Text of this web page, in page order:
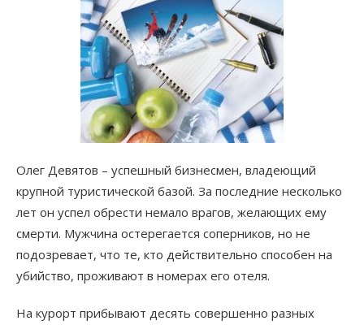
Олег Девятов – успешный бизнесмен, владеющий
крупной туристической базой. За последние несколько
лет он успел обрести немало врагов, желающих ему
смерти. Мужчина остерегается соперников, но не
подозревает, что те, кто действительно способен на
убийство, проживают в номерах его отеля.
На курорт прибывают десять совершенно разных